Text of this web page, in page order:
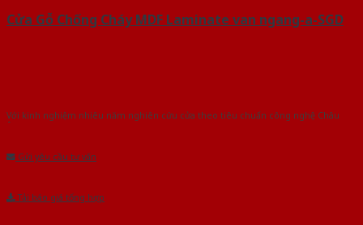
Cửa Gỗ Chống Cháy MDF Laminate van ngang-a-SGD
Với kinh nghiệm nhiêu năm nghiên cứu cửa theo tiêu chuẩn công nghệ Châu
Gửi yêu cầu tư vấn
Tải báo giá tổng hợp